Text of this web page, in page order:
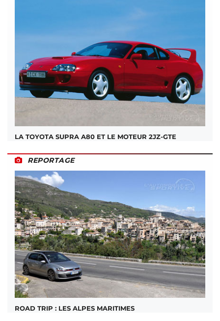
LA TOYOTA SUPRA A80 ET LE MOTEUR 2JZ-GTE
REPORTAGE
ROAD TRIP : LES ALPES MARITIMES